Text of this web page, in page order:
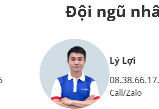
Đội ngũ
Lý Lợi
08.38.66.17.66
Call/Zalo